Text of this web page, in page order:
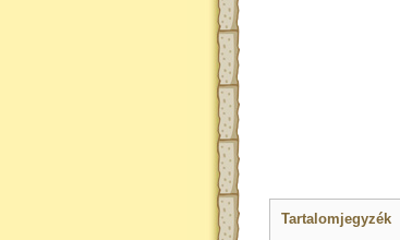
Tartalomjegyzék